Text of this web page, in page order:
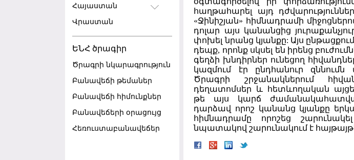
Հայաստան
Վրաստան
ԵՆՀ ծրագիր
Ծրագրի նկարագրություն
Բանավեճի թեմաներ
Բանավեճի հիմունքներ
Բանավեճերի օրացույց
Հեռուստաբանավեճեր
հաղթահարել այդ
«Ջինիշյան» հիմնադրամի
դոլար այս կանանցից
փոխել նրանց կյանքը: Այս
դեպք, որոնք սկսել են իրենց
գեղձի խնդիրներ ունեցող
կազմում էր ընդհանուր
Ծրագրի շրջանակներում
դեղատոմսեր և հետևողական
թե այս կարճ
դարձավ որոշ կանանց կյանքը
հիմնադրամը որոշեց
նպատակով շարունակում է